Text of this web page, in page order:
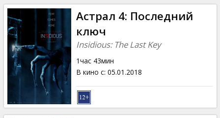
Подарки
Кинозакуски
B2B
Клуб
Астрал 4: Последний
ключ
Insidious: The Last Key
1час 43мин
В кино с: 05.01.2018